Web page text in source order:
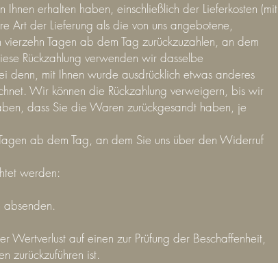
erhalten haben, einschließlich der Lieferkosten (mit
Art der Lieferung als die von uns angebotene,
Tagen ab dem Tag zurückzuzahlen, an dem
Rückzahlung verwenden wir dasselbe
denn, mit Ihnen wurde ausdrücklich etwas anderes
Wir können die Rückzahlung verweigern, bis wir
dass Sie die Waren zurückgesandt haben, je
ab dem Tag, an dem Sie uns über den Widerruf
werden:
absenden.
Wertverlust auf einen zur Prüfung der Beschaffenheit,
zurückzuführen ist.